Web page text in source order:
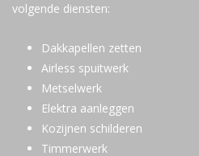
volgende diensten:
Dakkapellen zetten
Airless spuitwerk
Metselwerk
Elektra aanleggen
Kozijnen schilderen
Timmerwerk